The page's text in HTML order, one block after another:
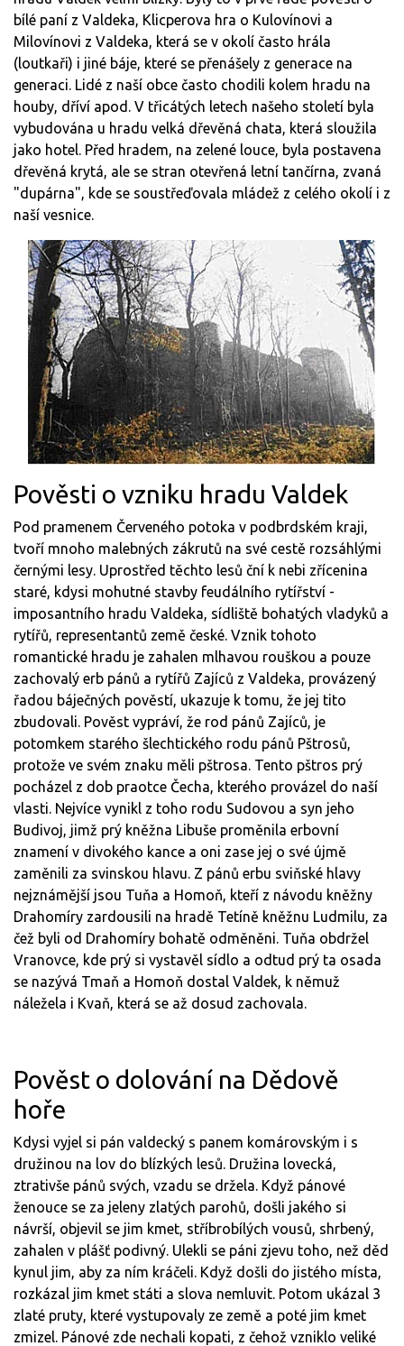
bílé paní z Valdeka, Klicperova hra o Kulovínovi a
Milovínovi z Valdeka, která se v okolí často hrála
(loutkaři) i jiné báje, které se přenášely z generace na
generaci. Lidé z naší obce často chodili kolem hradu na
houby, dříví apod. V třicátých letech našeho století byla
vybudována u hradu velká dřevěná chata, která sloužila
jako hotel. Před hradem, na zelené louce, byla postavena
dřevěná krytá, ale se stran otevřená letní tančírna, zvaná
"dupárna", kde se soustřeďovala mládež z celého okolí i z
naší vesnice.
Pověsti o vzniku hradu Valdek
Pod pramenem Červeného potoka v podbrdském kraji,
tvoří mnoho malebných zákrutů na své cestě rozsáhlými
černými lesy. Uprostřed těchto lesů ční k nebi zřícenina
staré, kdysi mohutné stavby feudálního rytířství -
imposantního hradu Valdeka, sídliště bohatých vladyků a
rytířů, representantů země české. Vznik tohoto
romantické hradu je zahalen mlhavou rouškou a pouze
zachovalý erb pánů a rytířů Zajíců z Valdeka, provázený
řadou báječných pověstí, ukazuje k tomu, že jej tito
zbudovali. Pověst vypráví, že rod pánů Zajíců, je
potomkem starého šlechtického rodu pánů Pštrosů,
protože ve svém znaku měli pštrosa. Tento pštros prý
pocházel z dob praotce Čecha, kterého provázel do naší
vlasti. Nejvíce vynikl z toho rodu Sudovou a syn jeho
Budivoj, jimž prý kněžna Libuše proměnila erbovní
znamení v divokého kance a oni zase jej o své újmě
zaměnili za svinskou hlavu. Z pánů erbu sviňské hlavy
nejznámější jsou Tuňa a Homoň, kteří z návodu kněžny
Drahomíry zardousili na hradě Tetíně kněžnu Ludmilu, za
čež byli od Drahomíry bohatě odměněni. Tuňa obdržel
Vranovce, kde prý si vystavěl sídlo a odtud prý ta osada
se nazývá Tmaň a Homoň dostal Valdek, k němuž
náležela i Kvaň, která se až dosud zachovala.
Pověst o dolování na Dědově
hoře
Kdysi vyjel si pán valdecký s panem komárovským i s
družinou na lov do blízkých lesů. Družina lovecká,
ztrativše pánů svých, vzadu se držela. Když pánové
ženouce se za jeleny zlatých parohů, došli jakého si
návrší, objevil se jim kmet, stříbrobílých vousů, shrbený,
zahalen v plášť podivný. Ulekli se páni zjevu toho, než děd
kynul jim, aby za ním kráčeli. Když došli do jistého místa,
rozkázal jim kmet státi a slova nemluvit. Potom ukázal 3
zlaté pruty, které vystupovaly ze země a poté jim kmet
zmizel. Pánové zde nechali kopati, z čehož vzniklo veliké